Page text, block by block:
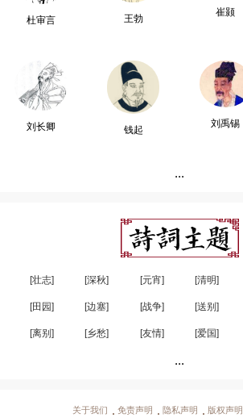
杜审言 王勃
崔颢
刘长卿 钱起
刘禹锡
...
[壮志] [深秋] [元宵] [清明]
[田园] [边塞] [战争] [送别]
[离别] [乡愁] [友情] [爱国]
...
关于我们 免责声明 隐私声明 版权声明